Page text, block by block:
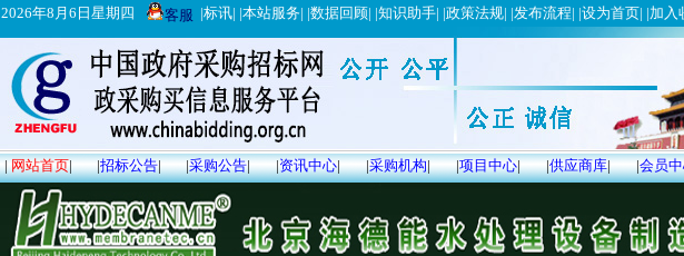
2026年8月6日星期四 客服 |标讯| |本站服务| |数据回顾| |知识助手| |政策法规| |发布流程| |设为首页| |加入
|网站首页| |招标公告| |采购公告| |资讯中心| |采购机构| |项目中心| |供应商库| |会员